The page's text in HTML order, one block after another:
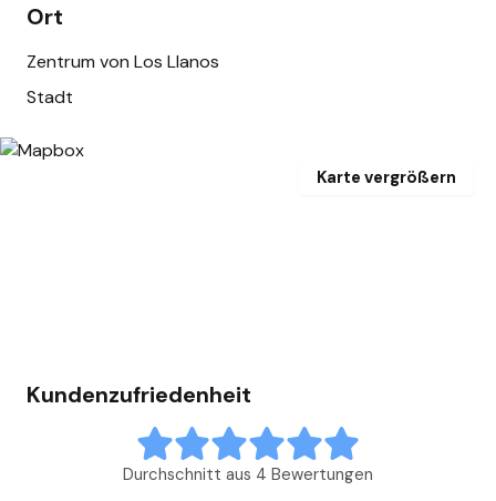
Ort
Zentrum von Los Llanos
Stadt
Karte vergrößern
Kundenzufriedenheit
Durchschnitt aus 4 Bewertungen